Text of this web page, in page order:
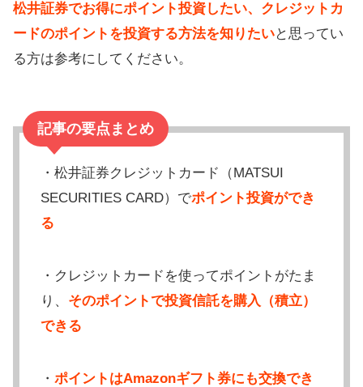
松井証券でお得にポイント投資したい、クレジットカ
ードのポイントを投資する方法を知りたいと思ってい
る方は参考にしてください。
記事の要点まとめ
・松井証券クレジットカード（MATSUI
SECURITIES CARD）でポイント投資ができ
る
・クレジットカードを使ってポイントがたま
り、 そのポイントで投資信託を購入（積立）
できる
・ ポイントはAmazonギフト券にも交換でき